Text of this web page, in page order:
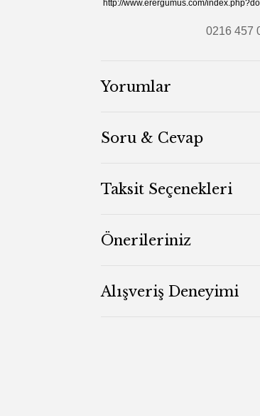
http://www.erergumus.com/
0216 457
Yorumlar
Soru & Cevap
Taksit Seçenekleri
Önerileriniz
Alışveriş Deneyimi